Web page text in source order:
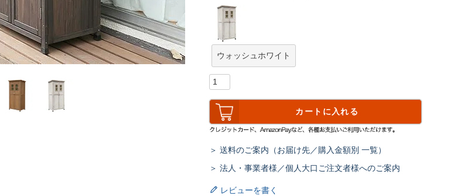
ウォッシュホワイト
カートに入れる
＞ 送料のご案内（お届け先／購入金額別 一覧）
＞ 法人・事業者様／個人大口ご注文者様へのご案内
レビューを書く